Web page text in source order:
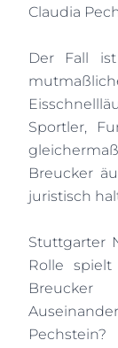
Claudia
Der Fall
Sportler,
Breucker
juristisch
Stuttgarter
Rolle
Pechstein?